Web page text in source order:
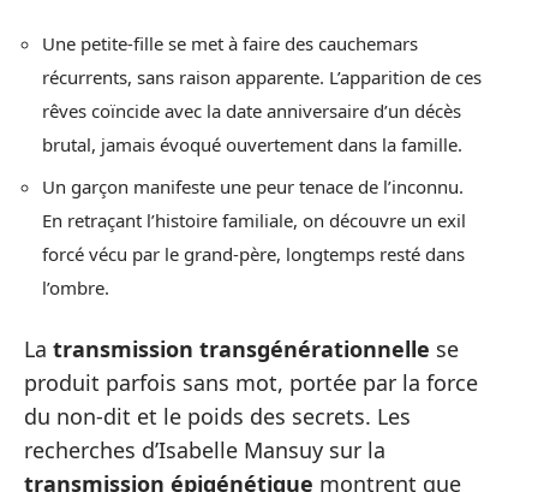
Une petite-fille se met à faire des cauchemars
récurrents, sans raison apparente. L’apparition de ces
rêves coïncide avec la date anniversaire d’un décès
brutal, jamais évoqué ouvertement dans la famille.
Un garçon manifeste une peur tenace de l’inconnu.
En retraçant l’histoire familiale, on découvre un exil
forcé vécu par le grand-père, longtemps resté dans
l’ombre.
La transmission transgénérationnelle se
produit parfois sans mot, portée par la force
du non-dit et le poids des secrets. Les
recherches d’Isabelle Mansuy sur la
transmission épigénétique montrent que